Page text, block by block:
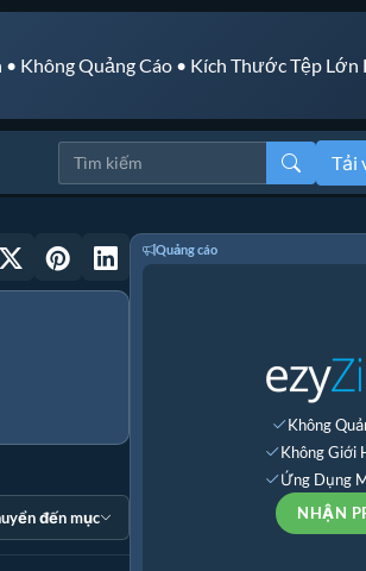
Không Quảng Cáo • Kích Thước Tệp Lớn
Tải
đến mục
Quảng cáo
Không
Không Giới
Ứng Dụng
NHẬN